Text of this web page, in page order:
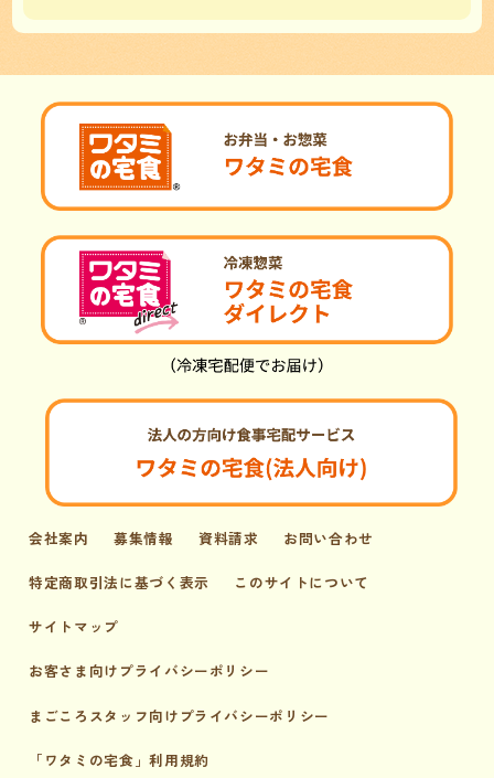
会社案内 募集情報 資料請求 お問い合わせ
特定商取引法に基づく表示 このサイトについて
サイトマップ
お客さま向けプライバシーポリシー
まごころスタッフ向けプライバシーポリシー
「ワタミの宅食」利用規約